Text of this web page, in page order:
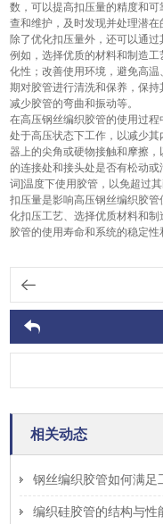
数，可以提高扣压量的精度和
查和维护，及时发现并处理潜在
除了优化扣压量外，还可以通过
例如，选择优质的材料和制造
化性；改善使用环境，避免高
期对胶管进行清洗和保养，保
减少胶管的弯曲和振动等。
在高压钢丝编织胶管的使用过
处于高压状态下工作，以减少
器上的尖角或硬物接触和摩擦
的连接处和接头处是否有松动
词]温度下使用胶管，以免超过其
扣压量是影响高压钢丝编织胶
化扣压工艺、选择优质材料和
胶管的使用寿命和系统的稳定性
相关动态
钢丝编织胶管如何满足
编织硅胶管的结构与性